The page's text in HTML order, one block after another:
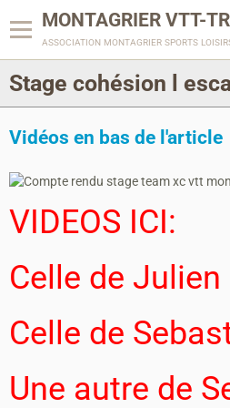
MONTAGRIER VTT-
association montagrier sports
Stage cohésion l
Vidéos en bas de l'article
VIDEOS ICI:
Celle de Julien
Celle de
Une autre de